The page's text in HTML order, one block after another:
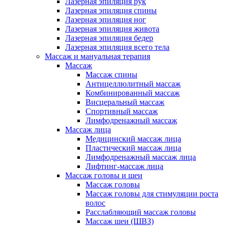
Лазерная эпиляция спины
Лазерная эпиляция ног
Лазерная эпиляция живота
Лазерная эпиляция бедер
Лазерная эпиляция всего тела
Массаж и мануальная терапия
Массаж
Массаж спины
Антицеллюлитный массаж
Комбинированный массаж
Висцеральный массаж
Спортивный массаж
Лимфодренажный массаж
Массаж лица
Медицинский массаж лица
Пластический массаж лица
Лимфодренажный массаж лица
Лифтинг-массаж лица
Массаж головы и шеи
Массаж головы
Массаж головы для стимуляции роста
волос
Расслабляющий массаж головы
Массаж шеи (ШВЗ)